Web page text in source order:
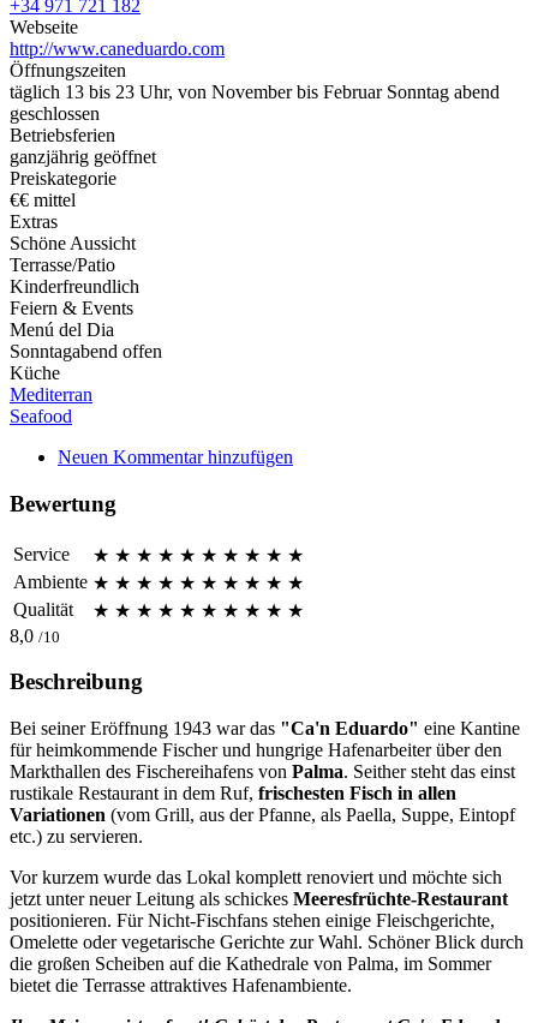
+34 971 721 182
Webseite
http://www.caneduardo.com
Öffnungszeiten
täglich 13 bis 23 Uhr, von November bis Februar Sonntag abend
geschlossen
Betriebsferien
ganzjährig geöffnet
Preiskategorie
€€ mittel
Extras
Schöne Aussicht
Terrasse/Patio
Kinderfreundlich
Feiern & Events
Menú del Dia
Sonntagabend offen
Küche
Mediterran
Seafood
Neuen Kommentar hinzufügen
Bewertung
Service ★ ★ ★ ★ ★ ★ ★ ★ ★ ★
Ambiente ★ ★ ★ ★ ★ ★ ★ ★ ★ ★
Qualität
★ ★ ★ ★ ★ ★ ★ ★ ★ ★
8,0 /10
Beschreibung
Bei seiner Eröffnung 1943 war das "Ca'n Eduardo" eine Kantine
für heimkommende Fischer und hungrige Hafenarbeiter über den
Markthallen des Fischereihafens von Palma. Seither steht das einst
rustikale Restaurant in dem Ruf, frischesten Fisch in allen
Variationen (vom Grill, aus der Pfanne, als Paella, Suppe, Eintopf
etc.) zu servieren.
Vor kurzem wurde das Lokal komplett renoviert und möchte sich
jetzt unter neuer Leitung als schickes Meeresfrüchte-Restaurant
positionieren. Für Nicht-Fischfans stehen einige Fleischgerichte,
Omelette oder vegetarische Gerichte zur Wahl. Schöner Blick durch
die großen Scheiben auf die Kathedrale von Palma, im Sommer
bietet die Terrasse attraktives Hafenambiente.